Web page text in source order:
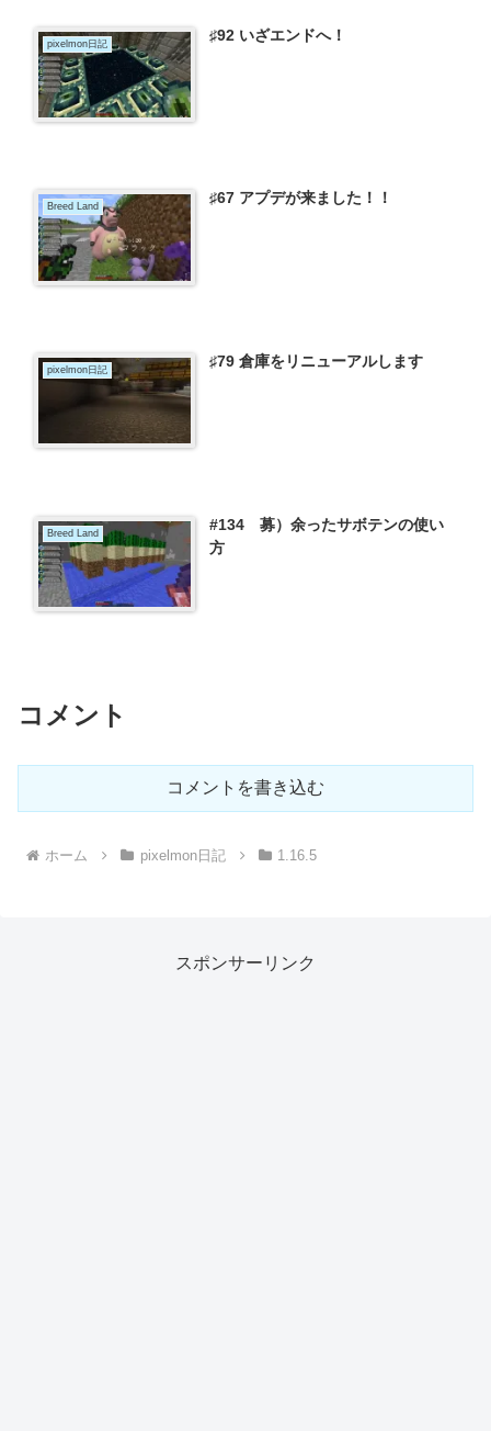
pixelmon日記 ♯92 いざエンドへ！
Breed Land ♯67 アプデが来ました！！
pixelmon日記 ♯79 倉庫をリニューアルします
Breed Land
#134 募）余ったサボテンの使い
方
コメント
コメントを書き込む
ホーム pixelmon日記 1.16.5
スポンサーリンク